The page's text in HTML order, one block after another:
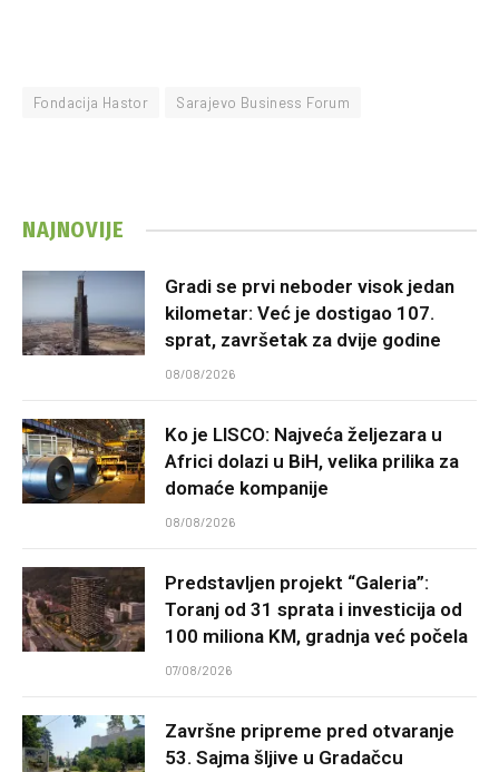
Fondacija Hastor Sarajevo Business Forum
NAJNOVIJE
Gradi se prvi neboder visok jedan
kilometar: Već je dostigao 107.
sprat, završetak za dvije godine
08/08/2026
Ko je LISCO: Najveća željezara u
Africi dolazi u BiH, velika prilika za
domaće kompanije
08/08/2026
Predstavljen projekt “Galeria”:
Toranj od 31 sprata i investicija od
100 miliona KM, gradnja već počela
07/08/2026
Završne pripreme pred otvaranje
53. Sajma šljive u Gradačcu